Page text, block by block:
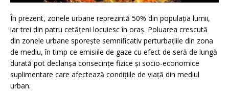
În prezent, zonele urbane reprezintă 50% din populația lumii,
iar trei din patru cetățeni locuiesc în oraș. Poluarea crescută
din zonele urbane sporește semnificativ perturbațiile din zona
de mediu, în timp ce emisiile de gaze cu efect de seră de lungă
durată pot declanșa consecințe fizice și socio-economice
suplimentare care afectează condițiile de viață din mediul
urban.